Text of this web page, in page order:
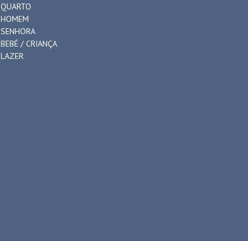
QUARTO
HOMEM
SENHORA
BEBÉ / CRIANÇA
LAZER